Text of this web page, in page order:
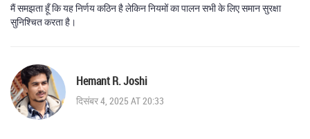
मैं समझता हूँ कि यह निर्णय कठिन है लेकिन नियमों का पालन सभी के लिए समान सुरक्षा
सुनिश्चित करता है।
Hemant R. Joshi
दिसंबर 4, 2025 AT 20:33